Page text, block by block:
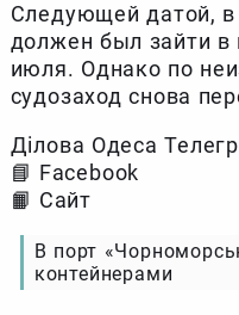
Следующей датой, в
должен был зайти в
июля. Однако по
судозаход снова
Ділова Одеса
📘 Facebook
📙 Сайт
В порт
контейнерами